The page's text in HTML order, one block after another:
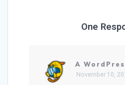
One
A
November 10,